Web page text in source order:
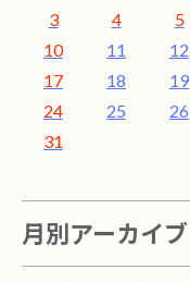
3
4 5
10
11 12
17
18 19
24
25 26
31
月別アーカイブ